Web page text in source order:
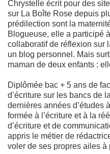
Chrystelle écrit pour des
sur La Boîte Rose depuis
prédilection sont la
Blogueuse, elle a participé
collaboratif de réflexion sur
un blog personnel. Mais
maman de deux enfants :
Diplômée bac + 5 ans de
d’écriture sur les bancs de
dernières années d’études
formée à l’écriture et à la
d’écriture et de
appris le métier de
voler de ses propres ailes à